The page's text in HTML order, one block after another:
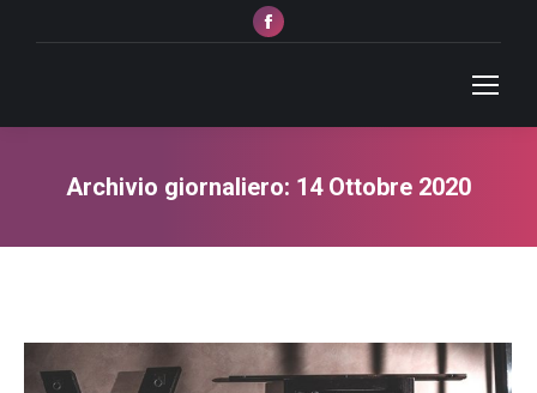
Facebook
page
window
Archivio giornaliero: 14 Ottobre 2020